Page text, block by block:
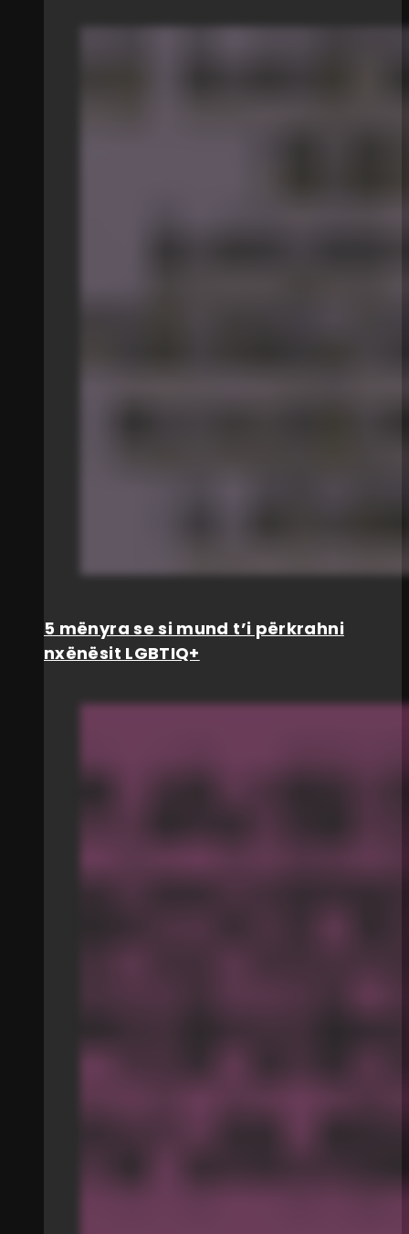
5 mënyra se si mund t’i përkrahni
nxënësit LGBTIQ+